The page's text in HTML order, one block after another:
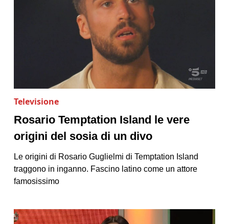
Televisione
Rosario Temptation Island le vere
origini del sosia di un divo
Le origini di Rosario Guglielmi di Temptation Island
traggono in inganno. Fascino latino come un attore
famosissimo